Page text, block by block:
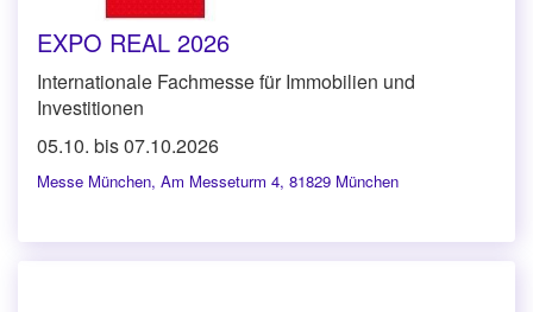
EXPO REAL 2026
Internationale Fachmesse für Immobilien und
Investitionen
05.10. bis 07.10.2026
Messe München, Am Messeturm 4, 81829 München